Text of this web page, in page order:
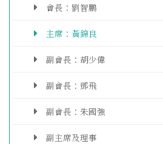
會長：劉智鵬
主席：黃錦良
副會長：胡少偉
副會長：鄧飛
副會長：朱國強
副主席及理事